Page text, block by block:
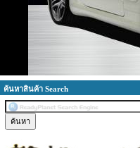
ค้นหาสินค้า Search